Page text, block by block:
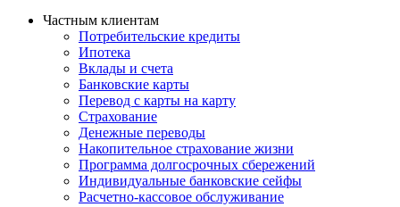
Частным клиентам
Потребительские кредиты
Ипотека
Вклады и счета
Банковские карты
Перевод с карты на карту
Страхование
Денежные переводы
Накопительное страхование жизни
Программа долгосрочных сбережений
Индивидуальные банковские сейфы
Расчетно-кассовое обслуживание